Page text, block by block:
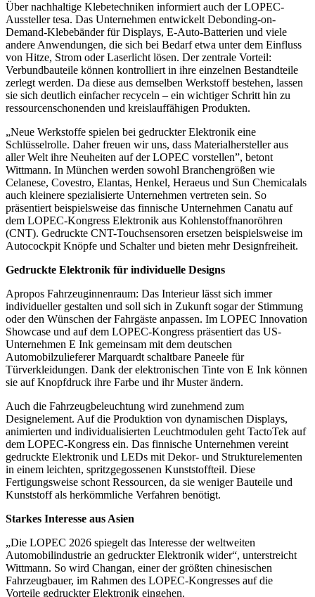
Über nachhaltige Klebetechniken informiert auch der LOPEC-
Aussteller tesa. Das Unternehmen entwickelt Debonding-on-
Demand-Klebebänder für Displays, E-Auto-Batterien und viele
andere Anwendungen, die sich bei Bedarf etwa unter dem Einfluss
von Hitze, Strom oder Laserlicht lösen. Der zentrale Vorteil:
Verbundbauteile können kontrolliert in ihre einzelnen Bestandteile
zerlegt werden. Da diese aus demselben Werkstoff bestehen, lassen
sie sich deutlich einfacher recyceln – ein wichtiger Schritt hin zu
ressourcenschonenden und kreislauffähigen Produkten.
„Neue Werkstoffe spielen bei gedruckter Elektronik eine
Schlüsselrolle. Daher freuen wir uns, dass Materialhersteller aus
aller Welt ihre Neuheiten auf der LOPEC vorstellen”, betont
Wittmann. In München werden sowohl Branchengrößen wie
Celanese, Covestro, Elantas, Henkel, Heraeus und Sun Chemicalals
auch kleinere spezialisierte Unternehmen vertreten sein. So
präsentiert beispielsweise das finnische Unternehmen Canatu auf
dem LOPEC-Kongress Elektronik aus Kohlenstoffnanoröhren
(CNT). Gedruckte CNT-Touchsensoren ersetzen beispielsweise im
Autocockpit Knöpfe und Schalter und bieten mehr Designfreiheit.
Gedruckte Elektronik für individuelle Designs
Apropos Fahrzeuginnenraum: Das Interieur lässt sich immer
individueller gestalten und soll sich in Zukunft sogar der Stimmung
oder den Wünschen der Fahrgäste anpassen. Im LOPEC Innovation
Showcase und auf dem LOPEC-Kongress präsentiert das US-
Unternehmen E Ink gemeinsam mit dem deutschen
Automobilzulieferer Marquardt schaltbare Paneele für
Türverkleidungen. Dank der elektronischen Tinte von E Ink können
sie auf Knopfdruck ihre Farbe und ihr Muster ändern.
Auch die Fahrzeugbeleuchtung wird zunehmend zum
Designelement. Auf die Produktion von dynamischen Displays,
animierten und individualisierten Leuchtmodulen geht TactoTek auf
dem LOPEC-Kongress ein. Das finnische Unternehmen vereint
gedruckte Elektronik und LEDs mit Dekor- und Strukturelementen
in einem leichten, spritzgegossenen Kunststoffteil. Diese
Fertigungsweise schont Ressourcen, da sie weniger Bauteile und
Kunststoff als herkömmliche Verfahren benötigt.
Starkes Interesse aus Asien
„Die LOPEC 2026 spiegelt das Interesse der weltweiten
Automobilindustrie an gedruckter Elektronik wider“, unterstreicht
Wittmann. So wird Changan, einer der größten chinesischen
Fahrzeugbauer, im Rahmen des LOPEC-Kongresses auf die
Vorteile gedruckter Elektronik eingehen.